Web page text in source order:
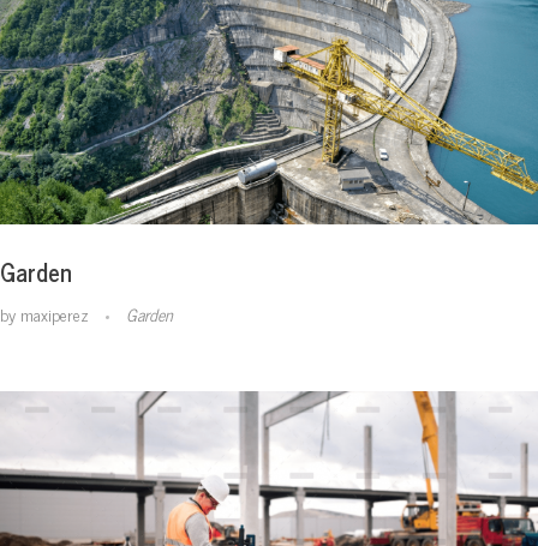
Garden
by maxiperez Garden